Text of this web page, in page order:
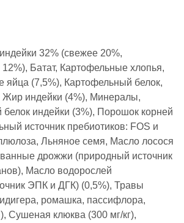
32% (свежее 20%,
Батат, Картофельные хлопья,
яйца (7,5%), Картофельный белок,
Жир индейки (4%), Минералы,
белок индейки (3%), Порошок корней
источник пребиотиков: FOS и
Льняное семя, Масло лосося
дрожжи (природный источник
Масло водорослей
ЭПК и ДГК) (0,5%), Травы
ромашка, пассифлора,
Сушеная клюква (300 мг/кг),